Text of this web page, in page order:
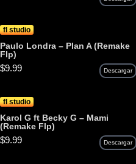
fl studio
Paulo Londra – Plan A (Remake
Flp)
$9.99 Descargar
fl studio
Karol G ft Becky G – Mami
(Remake Flp)
$9.99 Descargar